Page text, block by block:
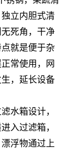
立内胆式清
死角，干净
就是便于杂
常使用，网
，延长设备
水箱设计，
入过滤箱，
浮物通过上